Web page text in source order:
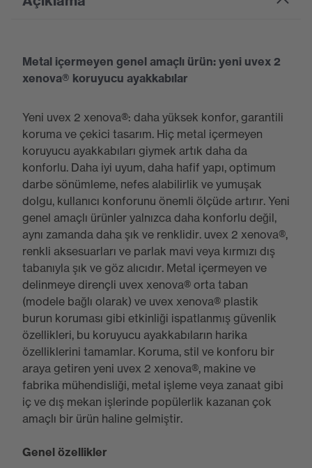
Metal içermeyen genel amaçlı ürün: yeni uvex 2
xenova® koruyucu ayakkabılar
Yeni uvex 2 xenova®: daha yüksek konfor, garantili
koruma ve çekici tasarım. Hiç metal içermeyen
koruyucu ayakkabıları giymek artık daha da
konforlu. Daha iyi uyum, daha hafif yapı, optimum
darbe sönümleme, nefes alabilirlik ve yumuşak
dolgu, kullanıcı konforunu önemli ölçüde artırır. Yeni
genel amaçlı ürünler yalnızca daha konforlu değil,
aynı zamanda daha şık ve renklidir. uvex 2 xenova®,
renkli aksesuarları ve parlak mavi veya kırmızı dış
tabanıyla şık ve göz alıcıdır. Metal içermeyen ve
delinmeye dirençli uvex xenova® orta taban
(modele bağlı olarak) ve uvex xenova® plastik
burun koruması gibi etkinliği ispatlanmış güvenlik
özellikleri, bu koruyucu ayakkabıların harika
özelliklerini tamamlar. Koruma, stil ve konforu bir
araya getiren yeni uvex 2 xenova®, makine ve
fabrika mühendisliği, metal işleme veya zanaat gibi
iç ve dış mekan işlerinde popülerlik kazanan çok
amaçlı bir ürün haline gelmiştir.
Genel özellikler